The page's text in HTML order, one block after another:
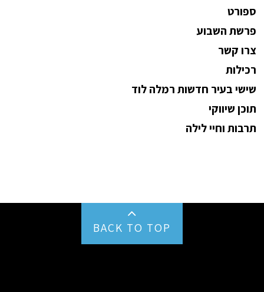
ספורט
פרשת השבוע
צרו קשר
רכילות
שישי בעיר חדשות רמלה לוד
תוכן שיווקי
תרבות וחיי לילה
BACK TO TOP